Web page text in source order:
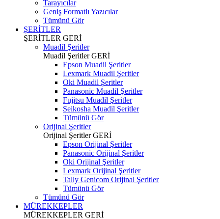
Tarayıcılar
Geniş Formatlı Yazıcılar
Tümünü Gör
ŞERİTLER
ŞERİTLER GERİ
Muadil Şeritler
Muadil ŞeritlerGERİ
Epson Muadil Şeritler
Lexmark Muadil Şeritler
Oki Muadil Şeritler
Panasonic Muadil Şeritler
Fujitsu Muadil Şeritler
Seikosha Muadil Şeritler
Tümünü Gör
Orijinal Şeritler
Orijinal ŞeritlerGERİ
Epson Orijinal Şeritler
Panasonic Orijinal Şeritler
Oki Orijinal Şeritler
Lexmark Orijinal Şeritler
Tally Genicom Orijinal Şeritler
Tümünü Gör
Tümünü Gör
MÜREKKEPLER
MÜREKKEPLER GERİ